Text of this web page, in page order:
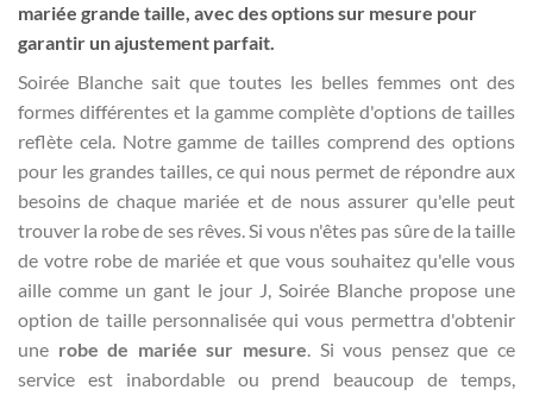
mariée grande taille, avec des options sur mesure pour
garantir un ajustement parfait.
Soirée Blanche sait que toutes les belles femmes ont des
formes différentes et la gamme complète d'options de tailles
reflète cela. Notre gamme de tailles comprend des options
pour les grandes tailles, ce qui nous permet de répondre aux
besoins de chaque mariée et de nous assurer qu'elle peut
trouver la robe de ses rêves. Si vous n'êtes pas sûre de la taille
de votre robe de mariée et que vous souhaitez qu'elle vous
aille comme un gant le jour J, Soirée Blanche propose une
option de taille personnalisée qui vous permettra d'obtenir
une robe de mariée sur mesure. Si vous pensez que ce
service est inabordable ou prend beaucoup de temps,